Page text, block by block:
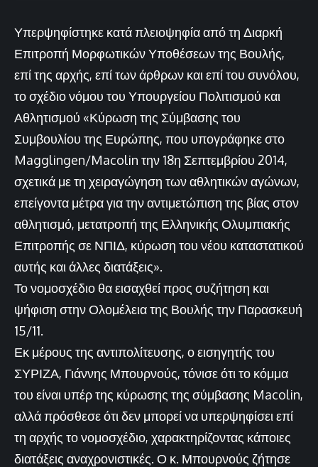
Υπερψηφίστηκε κατά πλειοψηφία από τη Διαρκή
Επιτροπή Μορφωτικών Υποθέσεων της Βουλής,
επί της αρχής, επί των άρθρων και επί του συνόλου,
το σχέδιο νόμου του Υπουργείου Πολιτισμού και
Αθλητισμού «Κύρωση της Σύμβασης του
Συμβουλίου της Ευρώπης, που υπογράφηκε στο
Magglingen/Macolin την 18η Σεπτεμβρίου 2014,
σχετικά με τη χειραγώγηση των αθλητικών αγώνων,
επείγοντα μέτρα για την αντιμετώπιση της βίας στον
αθλητισμό, μετατροπή της Ελληνικής Ολυμπιακής
Επιτροπής σε ΝΠΙΔ, κύρωση του νέου καταστατικού
αυτής και άλλες διατάξεις».
Το νομοσχέδιο θα εισαχθεί προς συζήτηση και
ψήφιση στην Ολομέλεια της Βουλής την Παρασκευή
15/11.
Εκ μέρους της αντιπολίτευσης, ο εισηγητής του
ΣΥΡΙΖΑ, Γιάννης Μπουρνούς, τόνισε ότι το κόμμα
του είναι υπέρ της κύρωσης της σύμβασης Macolin,
αλλά πρόσθεσε ότι δεν μπορεί να υπερψηφίσει επί
τη αρχής το νομοσχέδιο, χαρακτηρίζοντας κάποιες
διατάξεις αναχρονιστικές. Ο κ. Μπουρνούς ζήτησε